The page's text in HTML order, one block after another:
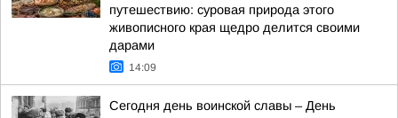
путешествию: суровая природа этого
живописного края щедро делится своими
дарами
14:09
Сегодня день воинской славы – День